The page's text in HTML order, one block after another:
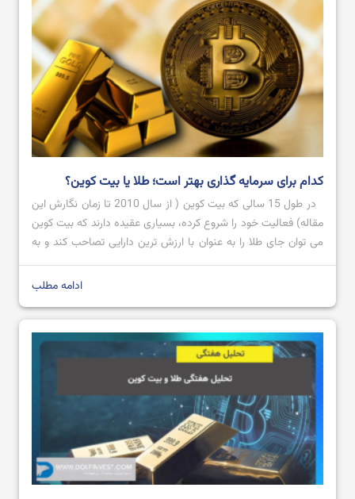
کدام برای سرمایه گذاری بهتر است؛ طلا یا بیت کوین؟
در طول 15 سالی که بیت کوین ( از سال 2010 تا زمان نگارش این
مقاله) فعالیت خود را شروع کرده، بسیاری عقیده دارند که بیت کوین
می توان جای طلا را به عنوان با ارزش ترین دارایی تصاحب کند و به
عنوان طلای دیجیتال شناخته شود؛ اما تاکنون که چنین اتفاقی
ادامه مطلب